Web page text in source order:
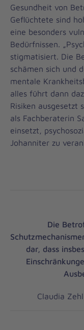
Gesundheit von
Geflüchtete sind
eine besonders
Bedürfnissen.
stigmatisiert. Die
schämen sich und
mentale
alles führt dann
Risiken ausgesetzt
als Fachberaterin
einsetzt,
Johanniter zu
Die
dar, dass
Claudia